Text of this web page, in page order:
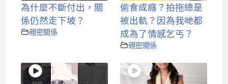
為什麼不斷付出，關
係仍然走下坡？
親密關係
偷食成癮？拍拖總是
被出軌？因為我哋都
成為了情感乞丐？
親密關係